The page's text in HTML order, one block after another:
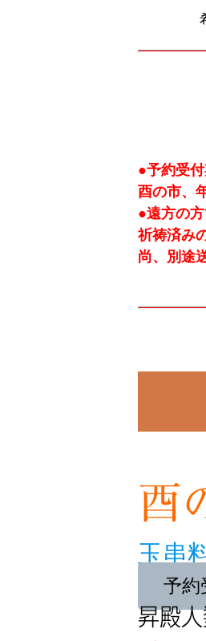
●予約受
酉の市、
●遠方の
祈祷済み
尚、別途
酉
玉串
予約
昇殿